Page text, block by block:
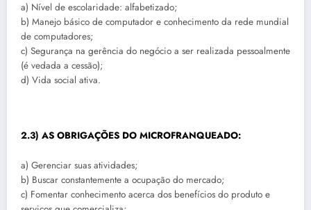
a) Nível de escolaridade: alfabetizado;
b) Manejo básico de computador e conhecimento da rede mundial
de computadores;
c) Segurança na gerência do negócio a ser realizada pessoalmente
(é vedada a cessão);
d) Vida social ativa.
2.3) AS OBRIGAÇÕES DO MICROFRANQUEADO:
a) Gerenciar suas atividades;
b) Buscar constantemente a ocupação do mercado;
c) Fomentar conhecimento acerca dos benefícios do produto e